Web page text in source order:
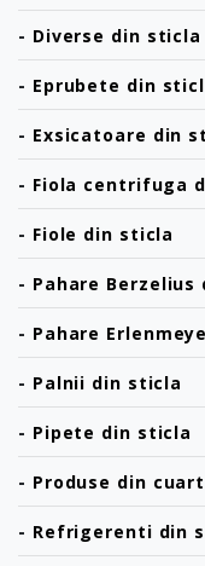
- Diverse din sticla
- Eprubete din
- Exsicatoare din
- Fiola centrifuga
- Fiole din sticla
- Pahare Berzelius
- Pahare
- Palnii din sticla
- Pipete din sticla
- Produse din
- Refrigerenti din